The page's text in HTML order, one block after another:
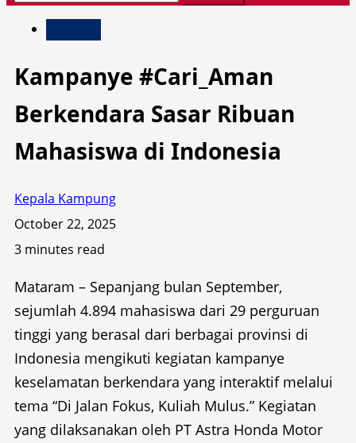
for:
Kampanye #Cari_Aman
Berkendara Sasar Ribuan
Mahasiswa di Indonesia
Kepala Kampung
October 22, 2025
3 minutes read
Mataram – Sepanjang bulan September,
sejumlah 4.894 mahasiswa dari 29 perguruan
tinggi yang berasal dari berbagai provinsi di
Indonesia mengikuti kegiatan kampanye
keselamatan berkendara yang interaktif melalui
tema “Di Jalan Fokus, Kuliah Mulus.” Kegiatan
yang dilaksanakan oleh PT Astra Honda Motor